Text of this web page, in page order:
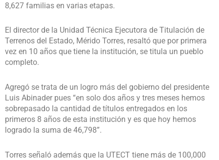
8,627 familias en varias etapas.
El director de la Unidad Técnica Ejecutora de Titulación de
Terrenos del Estado, Mérido Torres, resaltó que por primera
vez en 10 años que tiene la institución, se titula un pueblo
completo.
Agregó se trata de un logro más del gobierno del presidente
Luis Abinader pues “en solo dos años y tres meses hemos
sobrepasado la cantidad de títulos entregados en los
primeros 8 años de esta institución y es que hoy hemos
logrado la suma de 46,798”.
Torres señaló además que la UTECT tiene más de 100,000